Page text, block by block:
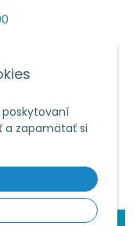
a zapamätať si
píšte
bozik.sk